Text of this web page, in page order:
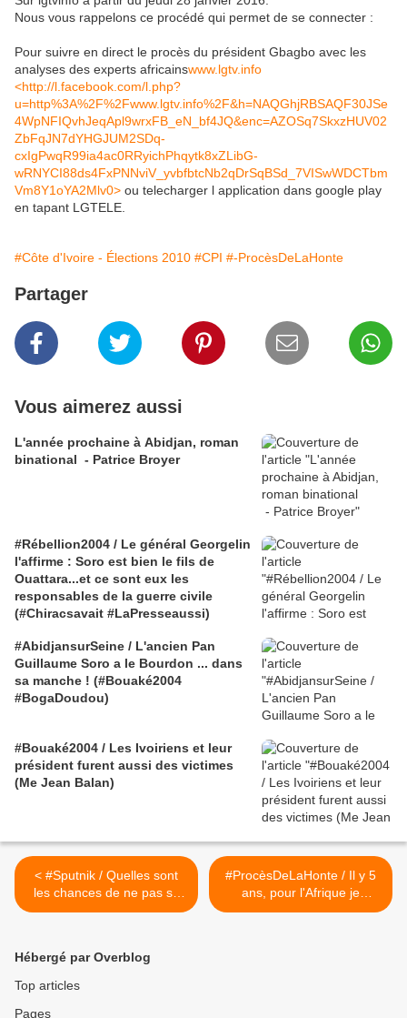
Nous vous rappelons ce procédé qui permet de se connecter :
Pour suivre en direct le procès du président Gbagbo avec les
analyses des experts africainswww.lgtv.info
<http://l.facebook.com/l.php?
u=http%3A%2F%2Fwww.lgtv.info%2F&h=NAQGhjRBSAQF30JSe
4WpNFIQvhJeqApl9wrxFB_eN_bf4JQ&enc=AZOSq7SkxzHUV02
ZbFqJN7dYHGJUM2SDq-
cxIgPwqR99ia4ac0RRyichPhqytk8xZLibG-
wRNYCI88ds4FxPNNviV_yvbfbtcNb2qDrSqBSd_7VISwWDCTbm
Vm8Y1oYA2Mlv0> ou telecharger l application dans google play
en tapant LGTELE.
#Côte d'Ivoire - Élections 2010 #CPI #-ProcèsDeLaHonte
Partager
Vous aimerez aussi
L'année prochaine à Abidjan, roman
binational - Patrice Broyer
#Rébellion2004 / Le général Georgelin
l'affirme : Soro est bien le fils de
Ouattara...et ce sont eux les
responsables de la guerre civile
(#Chiracsavait #LaPresseaussi)
#AbidjansurSeine / L'ancien Pan
Guillaume Soro a le Bourdon ... dans
sa manche ! (#Bouaké2004
#BogaDoudou)
#Bouaké2004 / Les Ivoiriens et leur
président furent aussi des victimes
(Me Jean Balan)
< #Sputnik / Quelles sont
les chances de ne pas se
retrouver à la CPI pour un
#NakoutyLuyet) (1/2)
#ProcèsDeLaHonte / Il y 5
ans, pour l'Afrique je
soutenais #Gbagbo, par
Hébergé par Overblog
Top articles
Pages